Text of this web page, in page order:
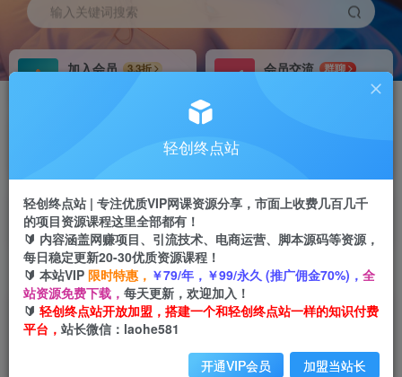
输入关键词搜索
加入会员
3.3折
会员交流
群聊
首页 创业课程 会员专属 正文
（7979期）视频号暴力搬运，轻松过原创，单号
日赚2000+
轻创终点站
轻创终点站 | 专注优质VIP网课资源分享，市面上收费几百几千
的项目资源课程这里全部都有！
🔰 内容涵盖网赚项目、引流技术、电商运营、脚本源码等资源，
每日稳定更新20-30优质资源课程！
🔰 本站VIP 限时特惠， ￥79/年，￥99/永久 (推广佣金70%)， 全
站资源免费下载， 每天更新，欢迎加入！
🔰 轻创终点站开放加盟，搭建一个和轻创终点站一样的知识付费
平台， 站长微信：laohe581
开通VIP会员 加盟当站长